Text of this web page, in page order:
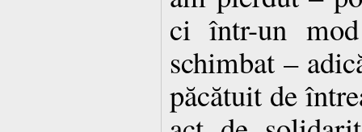
ci într-un
schimbat –
păcătuit de